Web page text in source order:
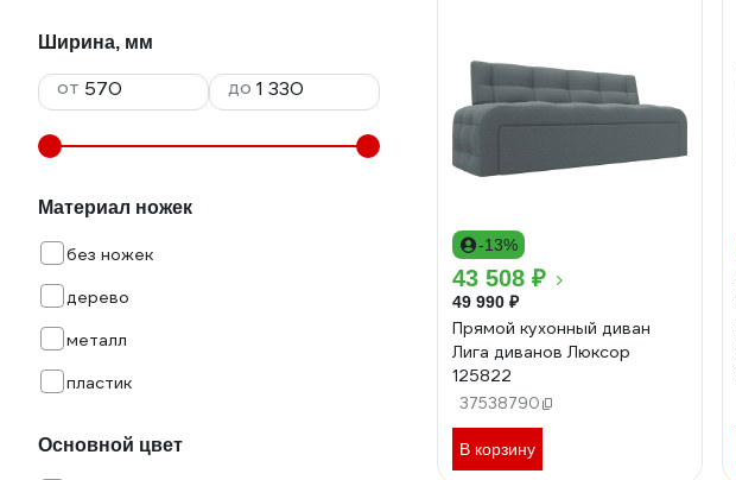
Ширина, мм
от до
Материал ножек
без ножек
дерево
металл
пластик
Основной цвет
-13%
43 508 ₽
49 990 ₽
Прямой кухонный диван
Лига диванов Люксор
125822
37538790
В корзину